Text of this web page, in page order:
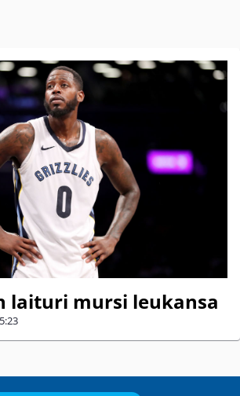
laituri mursi leukansa